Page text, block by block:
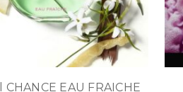
CHANCE EAU FRAICHE